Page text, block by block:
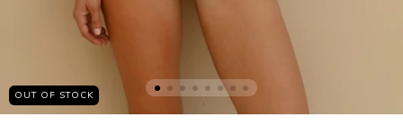
OUT OF STOCK